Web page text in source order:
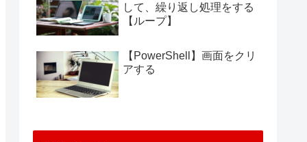
して、繰り返し処理をする
【ループ】
【PowerShell】画面をクリ
アする